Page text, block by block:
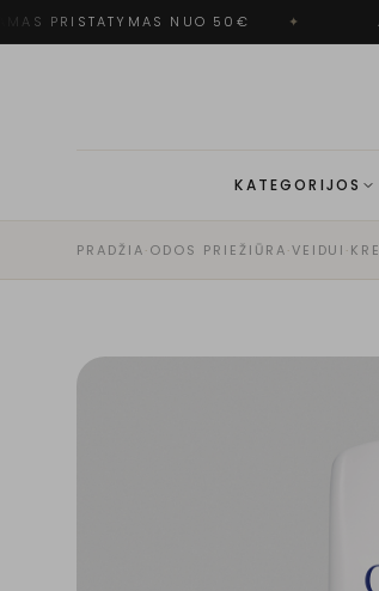
PRISTATYMAS NUO 50€
KATEGORIJOS
PRADŽIA·ODOS PRIEŽIŪRA·VEIDUI ·